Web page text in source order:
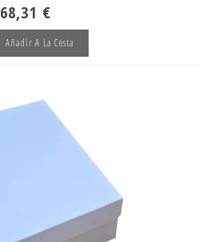
68,31 €
Añadir A La Cesta